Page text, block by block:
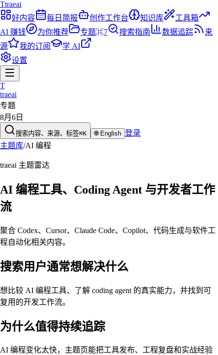
Ttraeai
好内容
每日简报 创作工作台 知识库
工具箱
AI 赚钱
为你推荐 专题⌘7 搜索指南 数据追踪
来
源
我的订阅
学 AI
设置
T
traeai
专题
8月6日
搜索内容、来源、标签⌘K 🌐 English 登录
主题库/AI 编程
traeai 主题雷达
AI 编程工具、Coding Agent 与开发者工作
流
聚合 Codex、Cursor、Claude Code、Copilot、代码生成与软件工
程自动化相关内容。
搜索用户通常想解决什么
想比较 AI 编程工具、了解 coding agent 的真实能力，并找到可
复用的开发工作流。
为什么值得持续追踪
AI 编程变化太快，主题页能把工具发布、工程复盘和实战经验